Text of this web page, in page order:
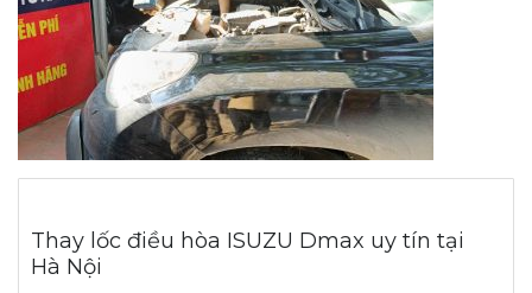
Thay lốc điều hòa ISUZU Dmax uy tín tại
Hà Nội